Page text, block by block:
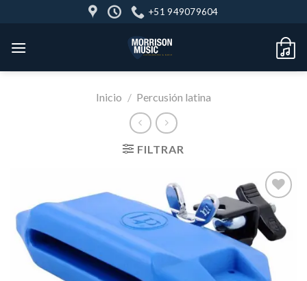
content
+51 949079604
Inicio / Percusión latina
FILTRAR
Añadir
lista de
deseos